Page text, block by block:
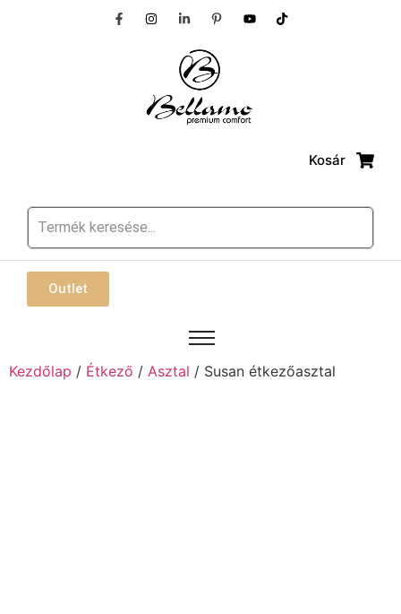
Kosár
Outlet
Kezdőlap / Étkező / Asztal / Susan étkezőasztal